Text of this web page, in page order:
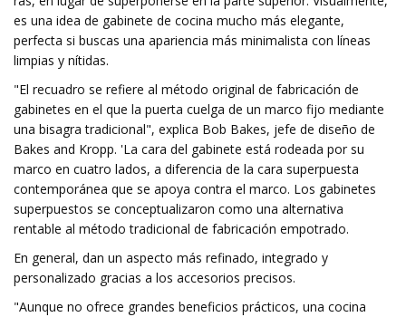
es una idea de gabinete de cocina mucho más elegante,
perfecta si buscas una apariencia más minimalista con líneas
limpias y nítidas.
"El recuadro se refiere al método original de fabricación de
gabinetes en el que la puerta cuelga de un marco fijo mediante
una bisagra tradicional", explica Bob Bakes, jefe de diseño de
Bakes and Kropp. 'La cara del gabinete está rodeada por su
marco en cuatro lados, a diferencia de la cara superpuesta
contemporánea que se apoya contra el marco. Los gabinetes
superpuestos se conceptualizaron como una alternativa
rentable al método tradicional de fabricación empotrado.
En general, dan un aspecto más refinado, integrado y
personalizado gracias a los accesorios precisos.
"Aunque no ofrece grandes beneficios prácticos, una cocina